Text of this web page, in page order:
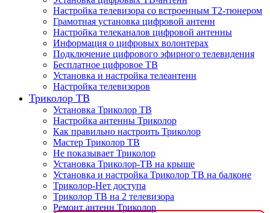
Настройка телевизора со встроенным T2-тюнером
Грамотная установка цифровой антенн
Настройка телеканалов цифровой антенны
Информация о цифровых волонтерах
Подключение цифрового эфирного телевидения
Бесплатное цифровое ТВ
Установка и настройка телеантенн
Настройка телевизоров
Триколор ТВ
Установка Триколор ТВ
Настройка антенны Триколор
Как правильно настроить Триколор
Мастер Триколор ТВ
Не показывает Триколор
Установка Триколор-ТВ на крыше
Установка и настройка Триколор ТВ на балконе
Триколор-Нет доступа
Триколор ТВ на 2 телевизора
Ремонт антенн Триколор